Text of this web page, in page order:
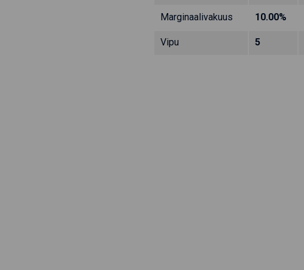
Marginaalivakuus 10.00%
Vipu 5